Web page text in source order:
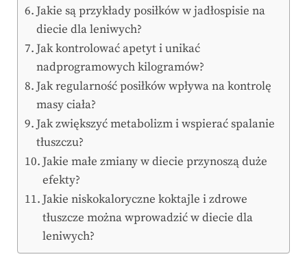
Jakie są przykłady posiłków w jadłospisie na
diecie dla leniwych?
Jak kontrolować apetyt i unikać
nadprogramowych kilogramów?
Jak regularność posiłków wpływa na kontrolę
masy ciała?
Jak zwiększyć metabolizm i wspierać spalanie
tłuszczu?
Jakie małe zmiany w diecie przynoszą duże
efekty?
Jakie niskokaloryczne koktajle i zdrowe
tłuszcze można wprowadzić w diecie dla
leniwych?